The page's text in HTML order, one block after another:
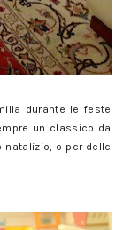
durante le feste
un classico da
o per delle